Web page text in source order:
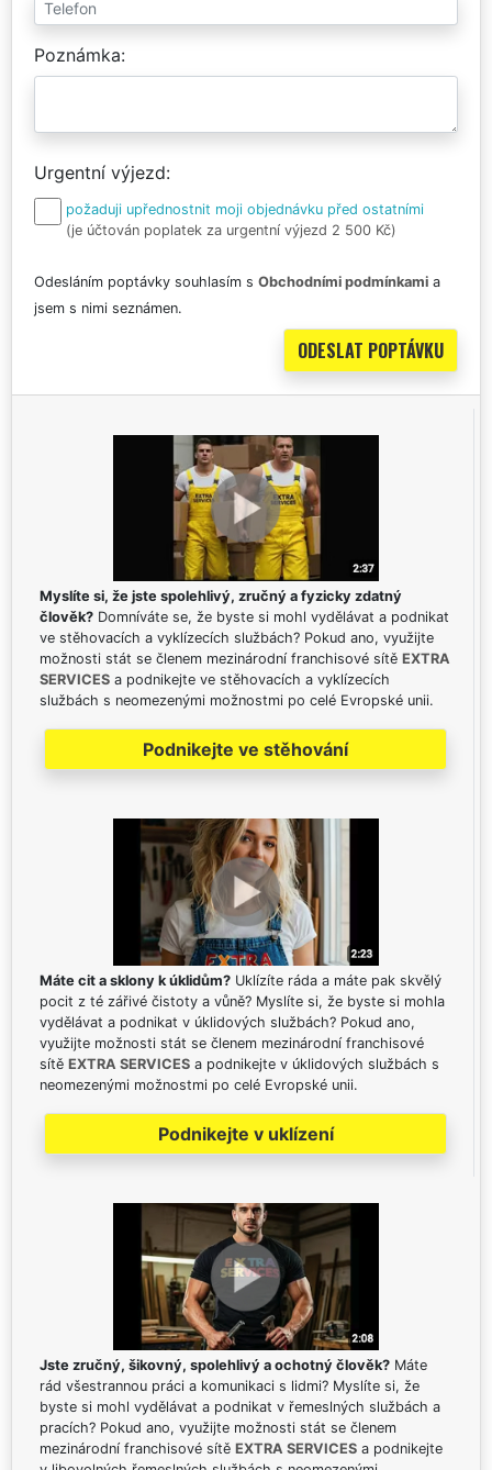
Poznámka
Urgentní výjezd
požaduji upřednostnit moji objednávku před ostatními
(je účtován poplatek za urgentní výjezd 2 500 Kč)
Odesláním poptávky souhlasím s Obchodními podmínkami a
jsem s nimi seznámen.
Myslíte si, že jste spolehlivý, zručný a fyzicky zdatný
člověk? Domníváte se, že byste si mohl vydělávat a podnikat
ve stěhovacích a vyklízecích službách? Pokud ano, využijte
možnosti stát se členem mezinárodní franchisové sítě EXTRA
SERVICES a podnikejte ve stěhovacích a vyklízecích
službách s neomezenými možnostmi po celé Evropské unii.
Podnikejte ve stěhování
Máte cit a sklony k úklidům? Uklízíte ráda a máte pak skvělý
pocit z té zářivé čistoty a vůně? Myslíte si, že byste si mohla
vydělávat a podnikat v úklidových službách? Pokud ano,
využijte možnosti stát se členem mezinárodní franchisové
sítě EXTRA SERVICES a podnikejte v úklidových službách s
neomezenými možnostmi po celé Evropské unii.
Podnikejte v uklízení
Jste zručný, šikovný, spolehlivý a ochotný člověk? Máte
rád všestrannou práci a komunikaci s lidmi? Myslíte si, že
byste si mohl vydělávat a podnikat v řemeslných službách a
pracích? Pokud ano, využijte možnosti stát se členem
mezinárodní franchisové sítě EXTRA SERVICES a podnikejte